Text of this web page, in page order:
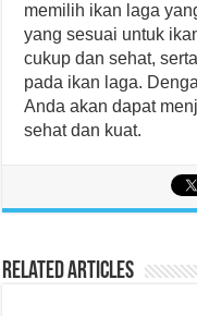
memilih ikan laga
yang sesuai untuk
cukup dan sehat,
pada ikan laga.
Anda akan dapat
sehat dan kuat.
Related Articles